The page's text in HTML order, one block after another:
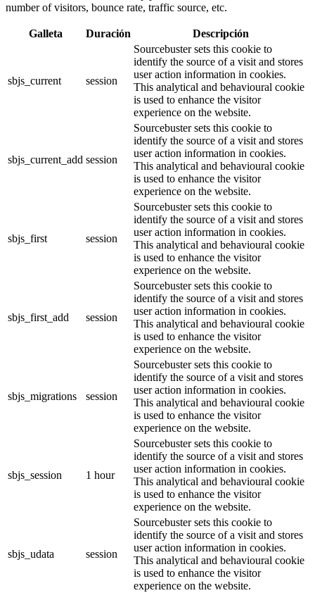
number of visitors, bounce rate, traffic source, etc.
Galleta Duración Descripción
sbjs_current session
Sourcebuster sets this cookie to
identify the source of a visit and stores
user action information in cookies.
This analytical and behavioural cookie
is used to enhance the visitor
experience on the website.
sbjs_current_add session
Sourcebuster sets this cookie to
identify the source of a visit and stores
user action information in cookies.
This analytical and behavioural cookie
is used to enhance the visitor
experience on the website.
sbjs_first session
Sourcebuster sets this cookie to
identify the source of a visit and stores
user action information in cookies.
This analytical and behavioural cookie
is used to enhance the visitor
experience on the website.
sbjs_first_add session
Sourcebuster sets this cookie to
identify the source of a visit and stores
user action information in cookies.
This analytical and behavioural cookie
is used to enhance the visitor
experience on the website.
sbjs_migrations session
Sourcebuster sets this cookie to
identify the source of a visit and stores
user action information in cookies.
This analytical and behavioural cookie
is used to enhance the visitor
experience on the website.
sbjs_session 1 hour
Sourcebuster sets this cookie to
identify the source of a visit and stores
user action information in cookies.
This analytical and behavioural cookie
is used to enhance the visitor
experience on the website.
sbjs_udata session
Sourcebuster sets this cookie to
identify the source of a visit and stores
user action information in cookies.
This analytical and behavioural cookie
is used to enhance the visitor
experience on the website.